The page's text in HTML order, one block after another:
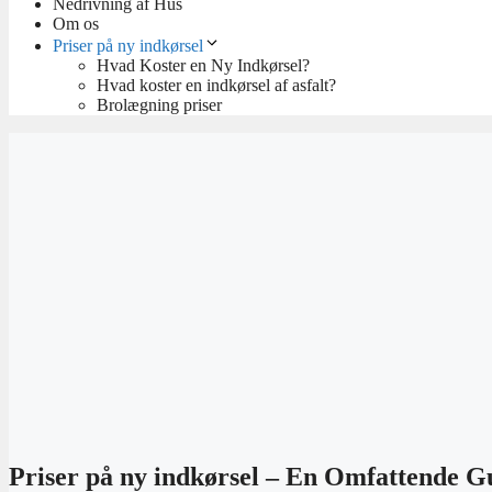
Om os
Priser på ny indkørsel
Hvad Koster en Ny Indkørsel?
Hvad koster en indkørsel af asfalt?
Brolægning priser
Priser på ny indkørsel – En Omfattende